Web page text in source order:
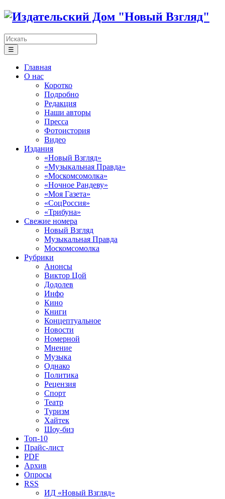
☰
Главная
О нас
Коротко
Подробно
Редакция
Наши авторы
Пресса
Фотоистория
Видео
Издания
«Новый Взгляд»
«Музыкальная Правда»
«Москомсомолка»
«Ночное Рандеву»
«Моя Газета»
«СоцРоссия»
«Трибуна»
Свежие номера
Новый Взгляд
Музыкальная Правда
Москомсомолка
Рубрики
Анонсы
Виктор Цой
Додолев
Инфо
Кино
Книги
Концептуальное
Новости
Номерной
Мнение
Музыка
Однако
Политика
Рецензия
Спорт
Театр
Туризм
Хайтек
Шоу-биз
Топ-10
Прайс-лист
PDF
Архив
Опросы
RSS
ИД «Новый Взгляд»